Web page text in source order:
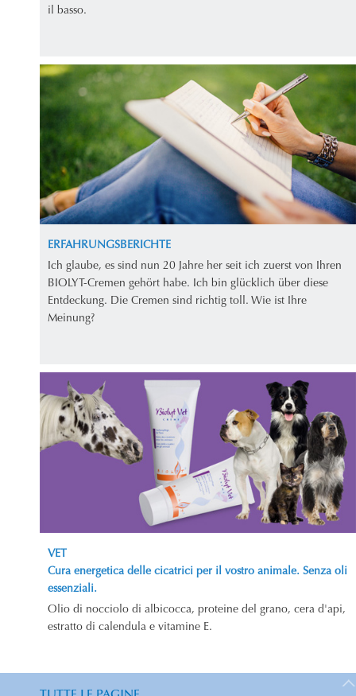
il basso.
ERFAHRUNGSBERICHTE
Ich glaube, es sind nun 20 Jahre her seit ich zuerst von Ihren
BIOLYT-Cremen gehört habe. Ich bin glücklich über diese
Entdeckung. Die Cremen sind richtig toll. Wie ist Ihre
Meinung?
VET
Cura energetica delle cicatrici per il vostro animale. Senza oli
essenziali.
Olio di nocciolo di albicocca, proteine del grano, cera d'api,
estratto di calendula e vitamine E.